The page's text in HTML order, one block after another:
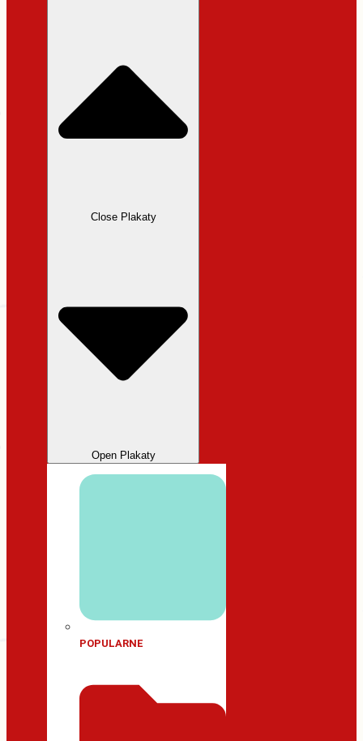
Close Plakaty
Open Plakaty
POPULARNE